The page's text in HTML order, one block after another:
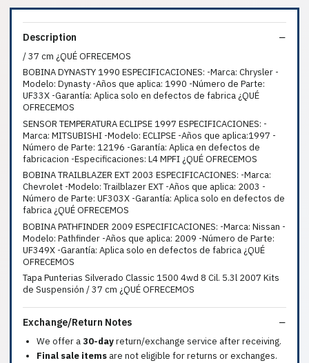
Description
/ 37 cm ¿QUÉ OFRECEMOS
BOBINA DYNASTY 1990 ESPECIFICACIONES: -Marca: Chrysler -
Modelo: Dynasty -Años que aplica: 1990 -Número de Parte:
UF33X -Garantía: Aplica solo en defectos de fabrica ¿QUÉ
OFRECEMOS
SENSOR TEMPERATURA ECLIPSE 1997 ESPECIFICACIONES: -
Marca: MITSUBISHI -Modelo: ECLIPSE -Años que aplica:1997 -
Número de Parte: 12196 -Garantía: Aplica en defectos de
fabricacion -Especificaciones: L4 MPFI ¿QUÉ OFRECEMOS
BOBINA TRAILBLAZER EXT 2003 ESPECIFICACIONES: -Marca:
Chevrolet -Modelo: Trailblazer EXT -Años que aplica: 2003 -
Número de Parte: UF303X -Garantía: Aplica solo en defectos de
fabrica ¿QUÉ OFRECEMOS
BOBINA PATHFINDER 2009 ESPECIFICACIONES: -Marca: Nissan -
Modelo: Pathfinder -Años que aplica: 2009 -Número de Parte:
UF349X -Garantía: Aplica solo en defectos de fabrica ¿QUÉ
OFRECEMOS
Tapa Punterias Silverado Classic 1500 4wd 8 Cil. 5.3l 2007 Kits
de Suspensión / 37 cm ¿QUÉ OFRECEMOS
Exchange/Return Notes
We offer a30-dayreturn/exchange service after receiving.
Final sale items are not eligible for returns or exchanges.